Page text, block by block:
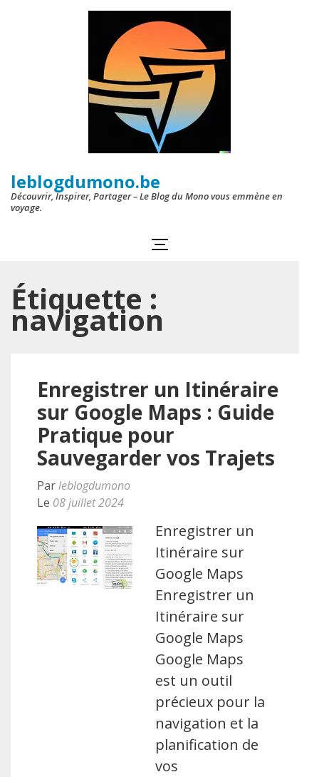
leblogdumono.be
Découvrir, Inspirer, Partager – Le Blog du Mono vous emmène en
voyage.
Étiquette :
navigation
Enregistrer un Itinéraire
sur Google Maps : Guide
Pratique pour
Sauvegarder vos Trajets
Parleblogdumono
Le 08 juillet 2024
Enregistrer un
Itinéraire sur
Google Maps
Enregistrer un
Itinéraire sur
Google Maps
Google Maps
est un outil
précieux pour la
navigation et la
planification de
vos